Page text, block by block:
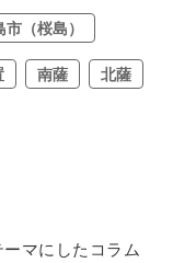
市（桜島）
南薩 北薩
マにしたコラム